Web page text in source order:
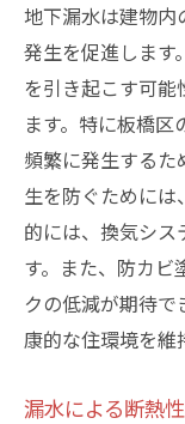
地下漏水は建物内
発生を促進します
を引き起こす可
ます。特に板橋
頻繁に発生するた
生を防ぐために
的には、換気シ
す。また、防カビ
クの低減が期待
康的な住環境を維
漏水による断熱